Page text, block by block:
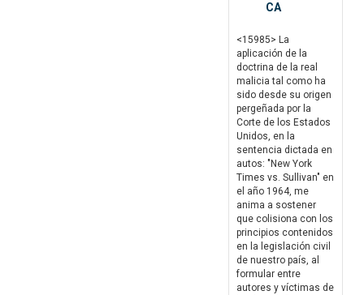
CA
<15985> La
aplicación de la
doctrina de la real
malicia tal como ha
sido desde su origen
pergeñada por la
Corte de los Estados
Unidos, en la
sentencia dictada en
autos: "New York
Times vs. Sullivan" en
el año 1964, me
anima a sostener
que colisiona con los
principios contenidos
en la legislación civil
de nuestro país, al
formular entre
autores y víctimas de